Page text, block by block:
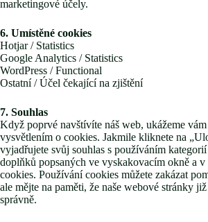
marketingové účely.
6. Umístěné cookies
Hotjar / Statistics
Google Analytics / Statistics
WordPress / Functional
Ostatní / Účel čekající na zjištění
7. Souhlas
Když poprvé navštívíte náš web, ukážeme
vysvětlením o cookies. Jakmile kliknete na
vyjadřujete svůj souhlas s používáním
doplňků popsaných ve vyskakovacím okně a v
cookies. Používání cookies můžete zakázat
ale mějte na paměti, že naše webové stránky
správně.